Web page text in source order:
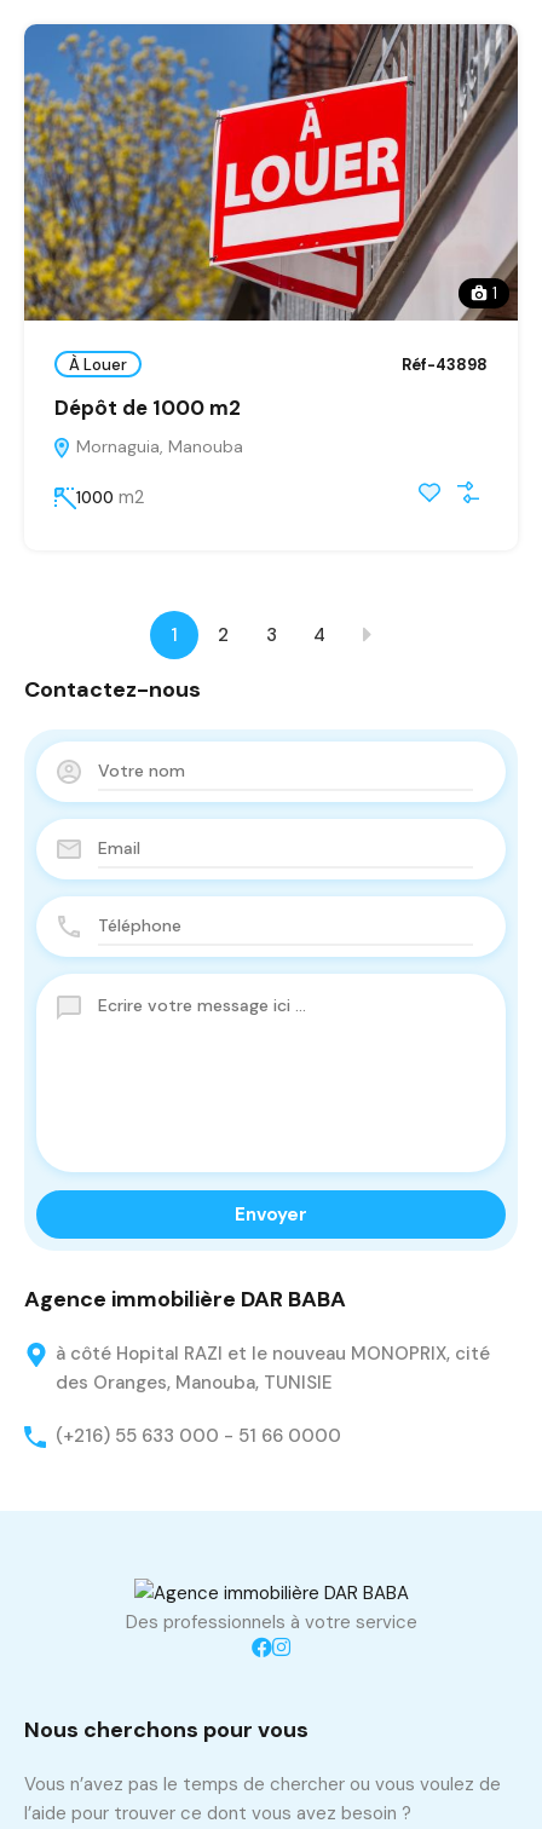
1
À Louer Réf-43898
Dépôt de 1000 m2
Mornaguia, Manouba
1000 m2
1 2 3 4
Contactez-nous
Agence immobilière DAR BABA
à côté Hopital RAZI et le nouveau MONOPRIX, cité
des Oranges, Manouba, TUNISIE
(+216) 55 633 000 - 51 66 0000
Des professionnels à votre service
Nous cherchons pour vous
Vous n’avez pas le temps de chercher ou vous voulez de
l’aide pour trouver ce dont vous avez besoin ?